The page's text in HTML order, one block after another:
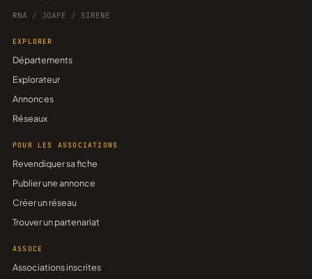
RNA / JOAFE / SIRENE
EXPLORER
Départements
Explorateur
Annonces
Réseaux
POUR LES ASSOCIATIONS
Revendiquer sa fiche
Publier une annonce
Créer un réseau
Trouver un partenariat
ASSOCE
Associations inscrites